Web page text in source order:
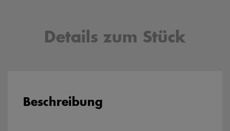
Details zum Stück
Beschreibung